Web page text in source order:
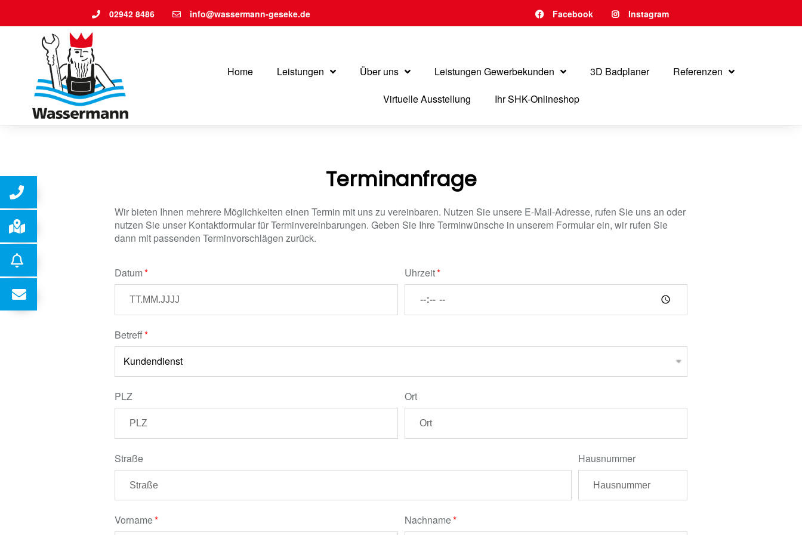
02942 8486 info@wassermann-geseke.de Facebook Instagram
Home Leistungen Über uns Leistungen Gewerbekunden 3D Badplaner
Referenzen
Virtuelle Ausstellung
Ihr SHK-Onlineshop
Terminanfrage
Wir bieten Ihnen mehrere Möglichkeiten einen Termin mit uns zu vereinbaren. Nutzen Sie unsere E-Mail-Adresse, rufen Sie uns an oder
nutzen Sie unser Kontaktformular für Terminvereinbarungen. Geben Sie Ihre Terminwünsche in unserem Formular ein, wir rufen Sie
dann mit passenden Terminvorschlägen zurück.
Datum Uhrzeit
Betreff
PLZ Ort
Straße Hausnummer
Vorname Nachname